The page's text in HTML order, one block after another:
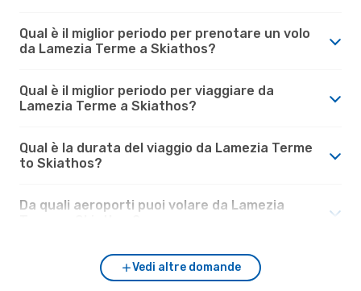
Qual è il miglior periodo per prenotare un volo
da Lamezia Terme a Skiathos?
Qual è il miglior periodo per viaggiare da
Lamezia Terme a Skiathos?
Qual è la durata del viaggio da Lamezia Terme
to Skiathos?
Da quali aeroporti puoi volare da Lamezia
Vedi altre domande